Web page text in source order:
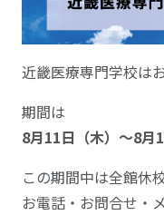
近畿医療専門学校は
期間は
8月11日（木）～8月
この期間中は全館休
お電話・お問合せ・